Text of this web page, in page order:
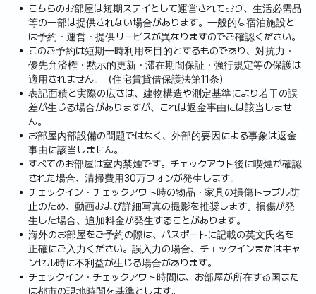
こちらのお部屋は短期ステイとして運営されており、生活必需品
等の一部は提供されない場合があります。一般的な宿泊施設と
は予約・運営・提供サービスが異なりますのでご確認ください。
このご予約は短期一時利用を目的とするものであり、対抗力・
優先弁済権・黙示的更新・滞在期間保証・強行規定等の保護は
適用されません。（住宅賃貸借保護法第11条）
表記面積と実際の広さは、建物構造や測定基準により若干の誤
差が生じる場合がありますが、これは返金事由には該当しませ
ん。
お部屋内部設備の問題ではなく、外部的要因による事象は返金
事由に該当しません。
すべてのお部屋は室内禁煙です。チェックアウト後に喫煙が確認
された場合、清掃費用30万ウォンが発生します。
チェックイン・チェックアウト時の物品・家具の損傷トラブル防
止のため、動画および詳細写真の撮影を推奨します。損傷が発
生した場合、追加料金が発生することがあります。
海外のお部屋をご予約の際は、パスポートに記載の英文氏名を
正確にご入力ください。誤入力の場合、チェックインまたはキャ
ンセル時に不利益が生じる場合があります。
チェックイン・チェックアウト時間は、お部屋が所在する国また
は都市の現地時間を基準とします。